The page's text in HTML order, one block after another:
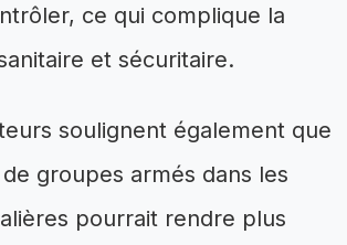
ce qui complique la
et sécuritaire.
soulignent également que
groupes armés dans les
pourrait rendre plus